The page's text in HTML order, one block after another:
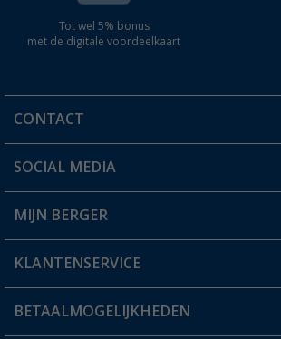
Tot wel 5% bonus
met de digitale voordeelkaart
CONTACT
Een vraag?
Winkel vinden
SOCIAL MEDIA
MIJN BERGER
Mijn account
Status bestelling
KLANTENSERVICE
FAQ & Contact
BETAALMOGELIJKHEDEN